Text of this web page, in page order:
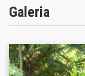
Galeria